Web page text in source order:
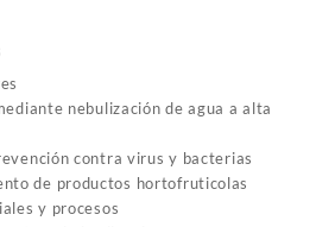
nebulización de agua a alta
contra virus y bacterias
de productos hortofruticolas
y procesos